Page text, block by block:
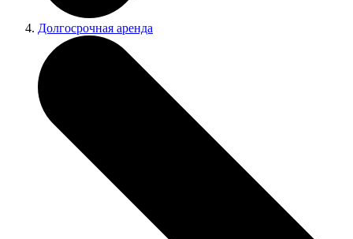
Долгосрочная аренда